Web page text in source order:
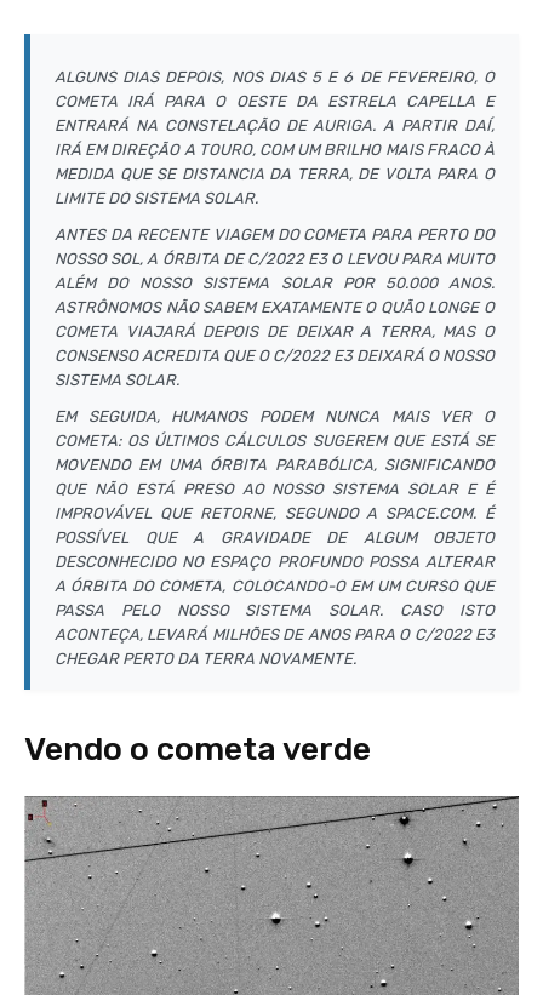
ALGUNS DIAS DEPOIS, NOS DIAS 5 E 6 DE FEVEREIRO, O
COMETA IRÁ PARA O OESTE DA ESTRELA CAPELLA E
ENTRARÁ NA CONSTELAÇÃO DE AURIGA. A PARTIR DAÍ,
IRÁ EM DIREÇÃO A TOURO, COM UM BRILHO MAIS FRACO À
MEDIDA QUE SE DISTANCIA DA TERRA, DE VOLTA PARA O
LIMITE DO SISTEMA SOLAR.
ANTES DA RECENTE VIAGEM DO COMETA PARA PERTO DO
NOSSO SOL, A ÓRBITA DE C/2022 E3 O LEVOU PARA MUITO
ALÉM DO NOSSO SISTEMA SOLAR POR 50.000 ANOS.
ASTRÔNOMOS NÃO SABEM EXATAMENTE O QUÃO LONGE O
COMETA VIAJARÁ DEPOIS DE DEIXAR A TERRA, MAS O
CONSENSO ACREDITA QUE O C/2022 E3 DEIXARÁ O NOSSO
SISTEMA SOLAR.
EM SEGUIDA, HUMANOS PODEM NUNCA MAIS VER O
COMETA: OS ÚLTIMOS CÁLCULOS SUGEREM QUE ESTÁ SE
MOVENDO EM UMA ÓRBITA PARABÓLICA, SIGNIFICANDO
QUE NÃO ESTÁ PRESO AO NOSSO SISTEMA SOLAR E É
IMPROVÁVEL QUE RETORNE, SEGUNDO A SPACE.COM. É
POSSÍVEL QUE A GRAVIDADE DE ALGUM OBJETO
DESCONHECIDO NO ESPAÇO PROFUNDO POSSA ALTERAR
A ÓRBITA DO COMETA, COLOCANDO-O EM UM CURSO QUE
PASSA PELO NOSSO SISTEMA SOLAR. CASO ISTO
ACONTEÇA, LEVARÁ MILHÕES DE ANOS PARA O C/2022 E3
CHEGAR PERTO DA TERRA NOVAMENTE.
Vendo o cometa verde